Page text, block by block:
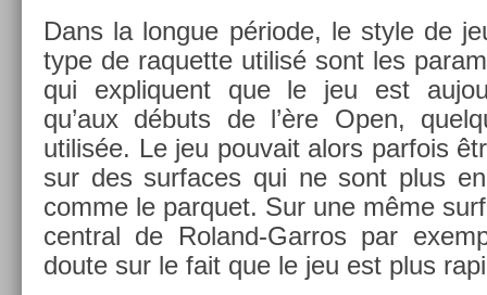
Dans la lon­gue période, le style de
type de raquet­te utilisé sont les
qui ex­pliquent que le jeu est
qu’aux débuts de l’ère Open,
utilis­ée. Le jeu pouvait alors par­fois
sur des sur­faces qui ne sont plus en
comme le par­quet. Sur une même
centr­al de Roland-Garros par
doute sur le fait que le jeu est plus